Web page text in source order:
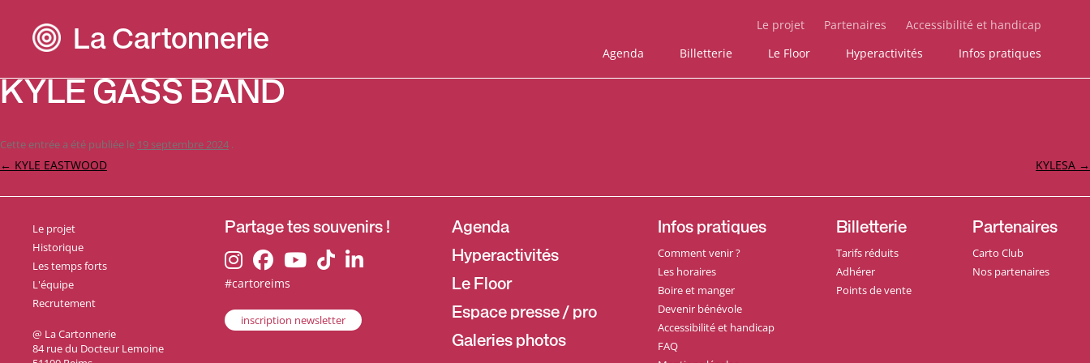
La Cartonnerie
Le projet Partenaires
Accessibilité et handicap
Agenda
Billetterie Le Floor Hyperactivités Infos pratiques
KYLE GASS BAND
Cette entrée a été publiée le 19 septembre 2024 .
Navigation
← KYLE EASTWOOD KYLESA →
Le projet
Historique
Les temps forts
L'équipe
Recrutement
@ La Cartonnerie
84 rue du Docteur Lemoine
Partage tes souvenirs !
#cartoreims
inscription newsletter
Agenda
Hyperactivités
Le Floor
Espace presse / pro
Galeries photos
Infos pratiques
Comment venir ?
Les horaires
Boire et manger
Devenir bénévole
Accessibilité et handicap
FAQ
Billetterie
Tarifs réduits
Adhérer
Points de vente
Partenaires
Carto Club
Nos partenaires